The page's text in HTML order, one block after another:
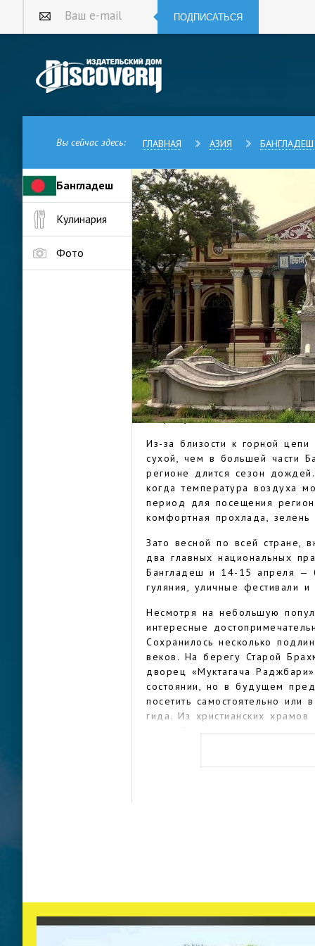
Ваш e-mail ПОДПИСАТЬСЯ
Вы сейчас здесь: ГЛАВНАЯ АЗИЯ БАНГЛАДЕШ
Бангладеш
Кулинария
Фото
Маймансингх — город в
Бангладеш. Один из крупных
конце XVIII века частью
крупных торговой империй в
Вплоть до середины ХХ века
1971 года — Пакистана, но
транспортным центром
главные автомобильные и
соседними странами.
В самом городе нет
километрах в столице
Маймансингха займет около
время в пути
потребует от 14 до 16 часов.
Из-за близости к горной
сухой, чем в большей части
регионе длится сезон
когда температура воздуха
период для посещения
комфортная прохлада, зелень
Зато весной по всей стране,
два главных национальных
Бангладеш и 14-15 апреля —
гуляния, уличные фестивали
Несмотря на небольшую
интересные
Сохранилось несколько
веков. На берегу Старой
дворец «Муктагача
состоянии, но в будущем
посетить самостоятельно или
гида. Из христианских
постройки, куда приезжают
Оригинальным обликом в
рядом с рынком Боро в самом
настойчивости.
В государственном Музее